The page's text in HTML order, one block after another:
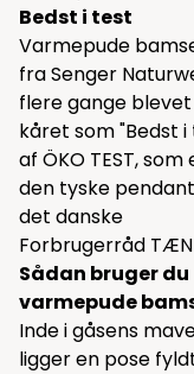
Bedst i test
Varmepude
fra Senger
flere gange blevet
kåret som "Bedst
af ÖKO TEST, som
den tyske
det danske
Forbrugerråd
Sådan bruger du
varmepude
Inde i gåsens
ligger en pose